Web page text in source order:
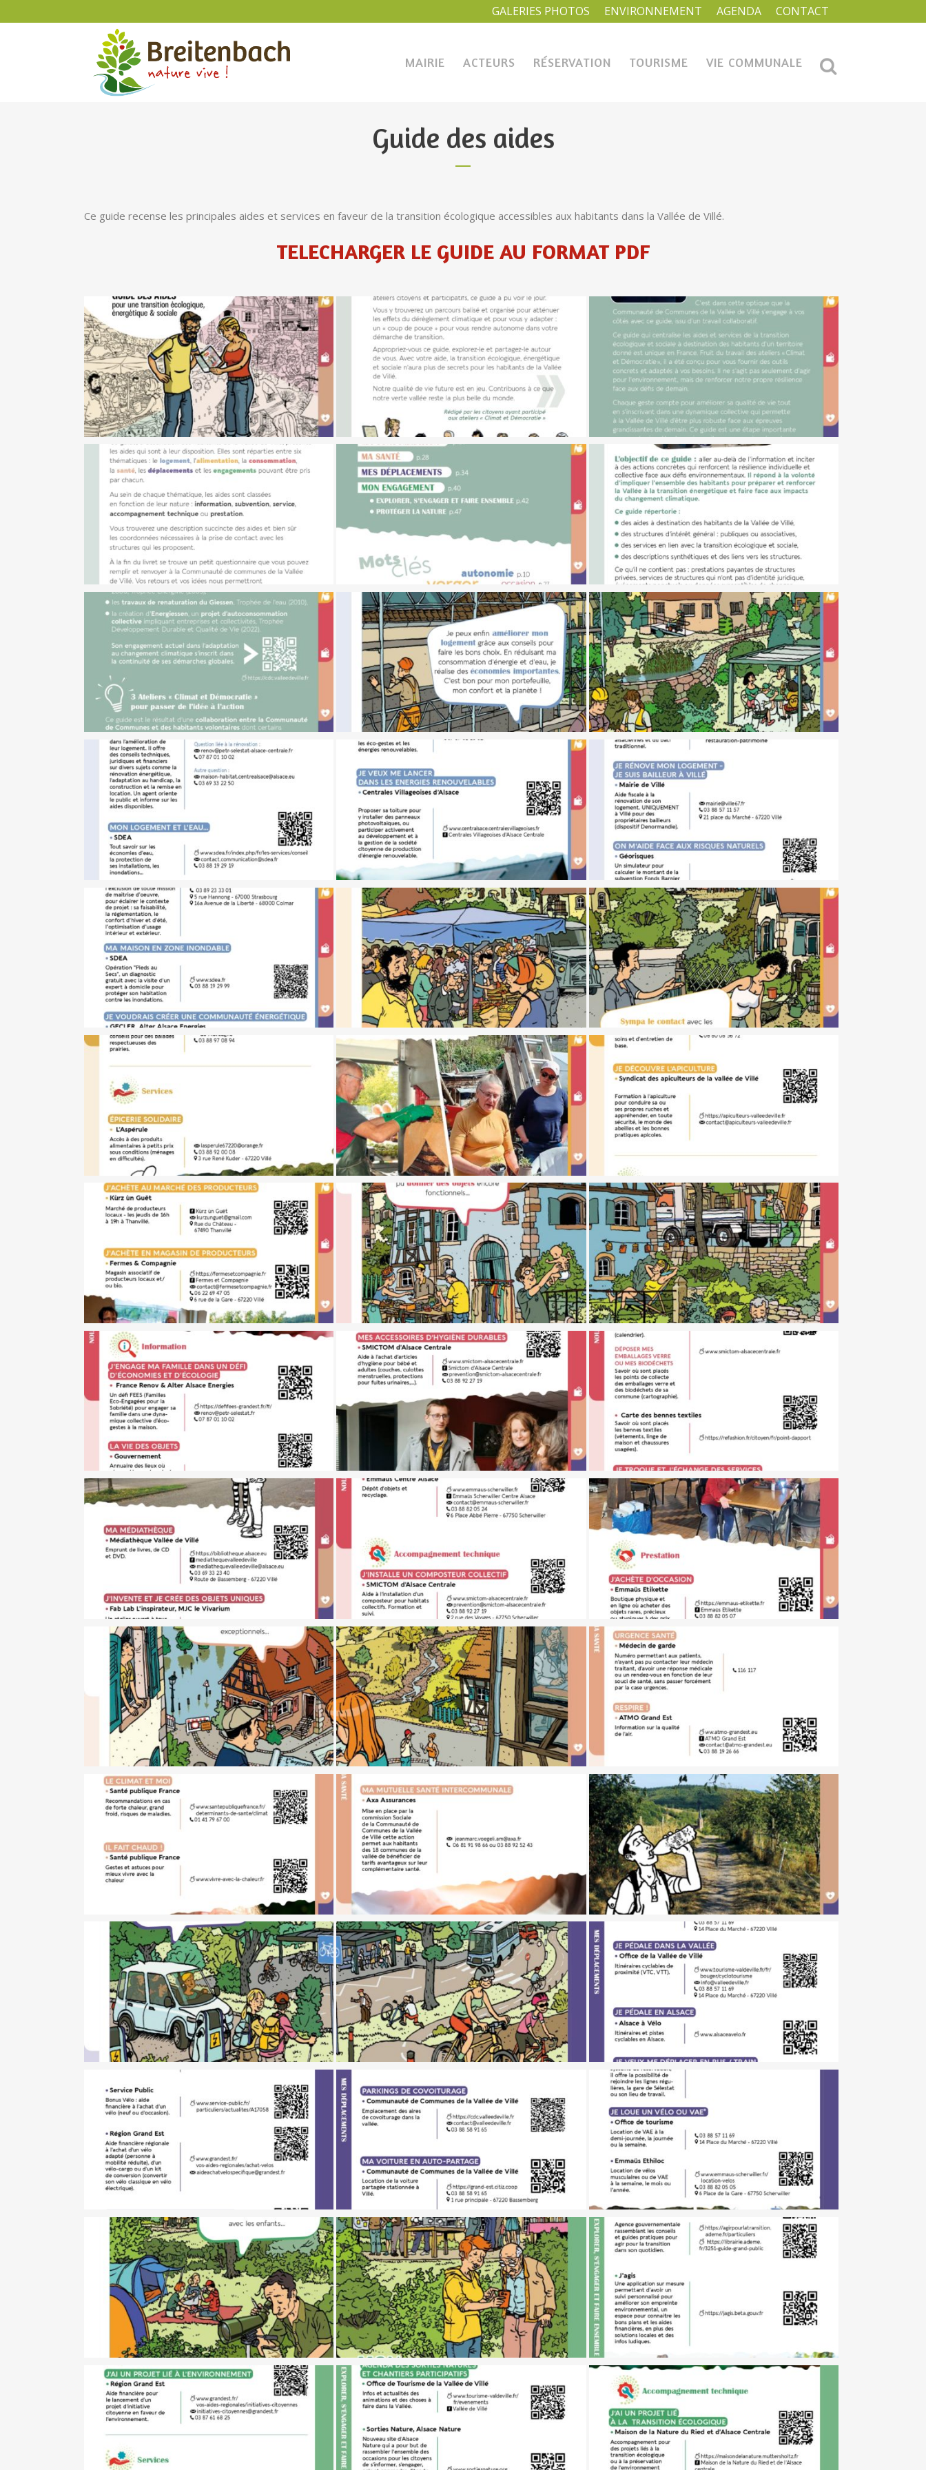
GALERIES PHOTOS ENVIRONNEMENT AGENDA CONTACT
MAIRIE ACTEURS RÉSERVATION TOURISME VIE COMMUNALE
Guide des aides
Ce guide recense les principales aides et services en faveur de la transition écologique accessibles aux habitants dans la Vallée de Villé.
TELECHARGER LE GUIDE AU FORMAT PDF